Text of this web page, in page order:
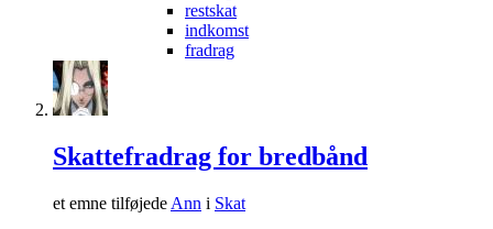
restskat
indkomst
fradrag
Skattefradrag for bredbånd
et emne tilføjede Ann i Skat